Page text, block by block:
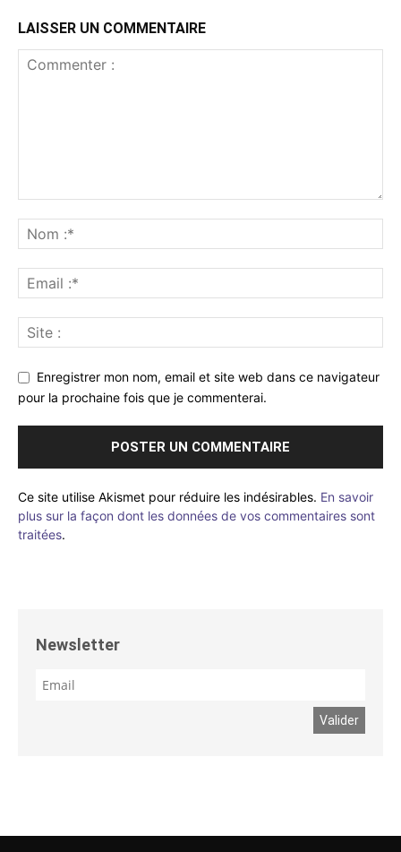
LAISSER UN COMMENTAIRE
Enregistrer mon nom, email et site web dans ce navigateur
pour la prochaine fois que je commenterai.
Ce site utilise Akismet pour réduire les indésirables. En savoir
plus sur la façon dont les données de vos commentaires sont
traitées.
Newsletter